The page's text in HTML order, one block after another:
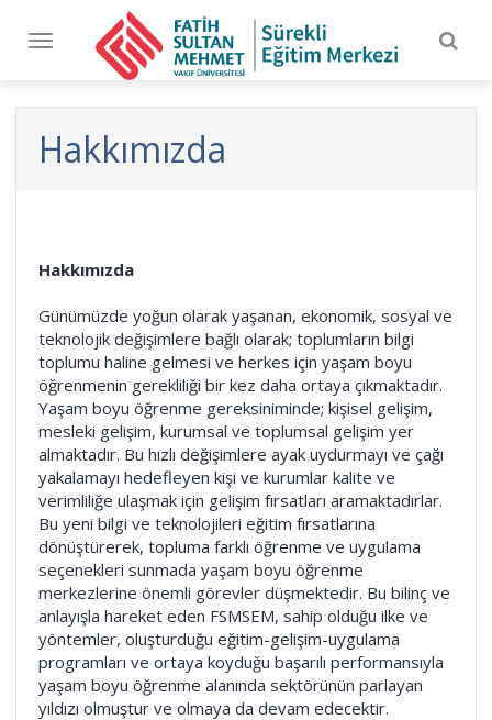
Toggle
navigation
Hakkımızda
Hakkımızda
Günümüzde yoğun olarak yaşanan, ekonomik, sosyal ve
teknolojik değişimlere bağlı olarak; toplumların bilgi
toplumu haline gelmesi ve herkes için yaşam boyu
öğrenmenin gerekliliği bir kez daha ortaya çıkmaktadır.
Yaşam boyu öğrenme gereksiniminde; kişisel gelişim,
mesleki gelişim, kurumsal ve toplumsal gelişim yer
almaktadır. Bu hızlı değişimlere ayak uydurmayı ve çağı
yakalamayı hedefleyen kişi ve kurumlar kalite ve
verimliliğe ulaşmak için gelişim fırsatları aramaktadırlar.
Bu yeni bilgi ve teknolojileri eğitim fırsatlarına
dönüştürerek, topluma farklı öğrenme ve uygulama
seçenekleri sunmada yaşam boyu öğrenme
merkezlerine önemli görevler düşmektedir. Bu bilinç ve
anlayışla hareket eden FSMSEM, sahip olduğu ilke ve
yöntemler, oluşturduğu eğitim-gelişim-uygulama
programları ve ortaya koyduğu başarılı performansıyla
yaşam boyu öğrenme alanında sektörünün parlayan
yıldızı olmuştur ve olmaya da devam edecektir.